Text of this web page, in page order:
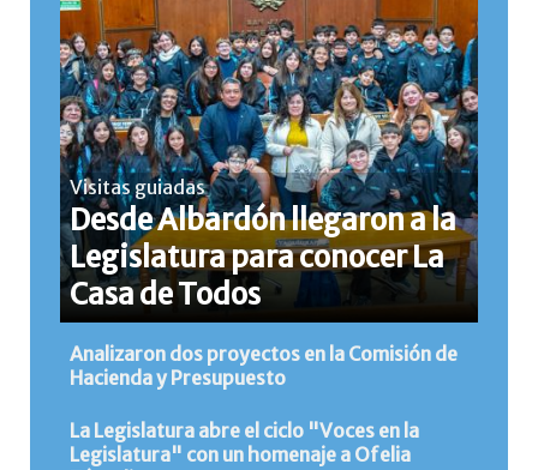
Visitas guiadas
Desde Albardón llegaron a la
Legislatura para conocer La
Casa de Todos
Analizaron dos proyectos en la Comisión de
Hacienda y Presupuesto
La Legislatura abre el ciclo "Voces en la
Legislatura" con un homenaje a Ofelia